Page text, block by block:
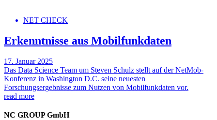
NET CHECK
Erkenntnisse aus Mobilfunkdaten
17. Januar 2025
Das Data Science Team um Steven Schulz stellt auf der NetMob-
Konferenz in Washington D.C. seine neuesten
Forschungsergebnisse zum Nutzen von Mobilfunkdaten vor.
read more
NC GROUP GmbH